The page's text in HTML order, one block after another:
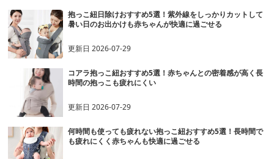
抱っこ紐日除けおすすめ5選！紫外線をしっかりカットして
暑い日のお出かけも赤ちゃんが快適に過ごせる
更新日2026-07-29
コアラ抱っこ紐おすすめ5選！赤ちゃんとの密着感が高く長
時間の抱っこも疲れにくい
更新日2026-07-29
何時間も使っても疲れない抱っこ紐おすすめ5選！長時間で
も疲れにくく赤ちゃんも快適に過ごせる